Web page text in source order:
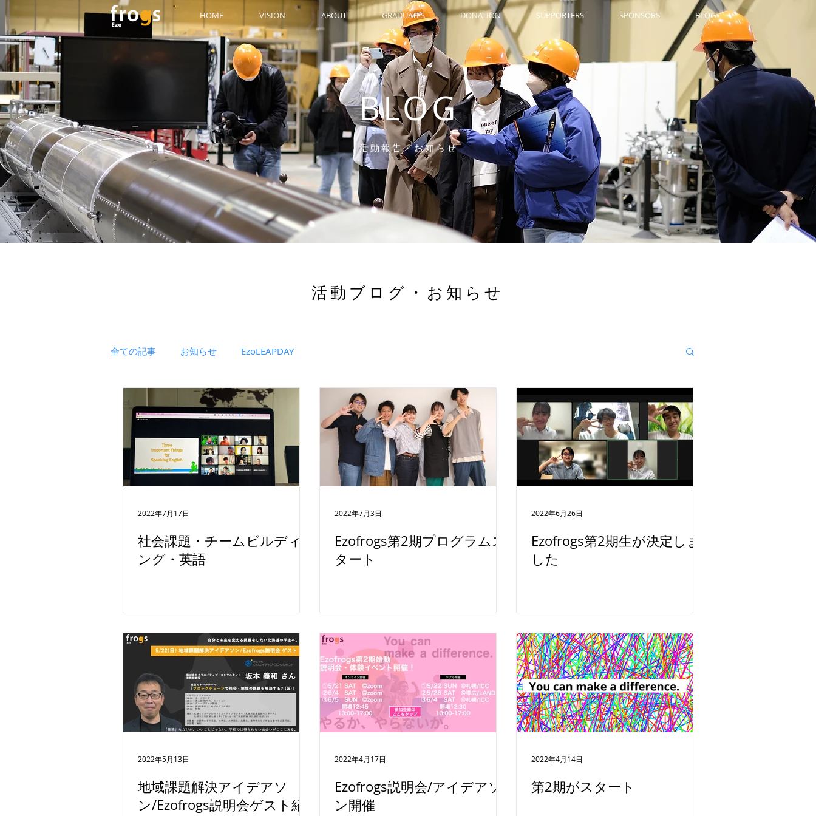
HOME VISION ABOUT GRADUATES DONATION SUPPORTERS SPONSORS BLOG
BLOG
活動報告・お知らせ
活動ブログ・お知らせ
全ての記事 お知らせ EzoLEAPDAY
社会課題・チームビルディ
ング・英語
2022年7月17日
Ezofrogs第2期プログラムス
タート
2022年7月3日
Ezofrogs第2期生が決定しま
した
2022年6月26日
地域課題解決アイデアソ
ン/Ezofrogs説明会ゲスト紹
2022年5月13日
Ezofrogs説明会/アイデアソ
ン開催
2022年4月17日
第2期がスタート
2022年4月14日